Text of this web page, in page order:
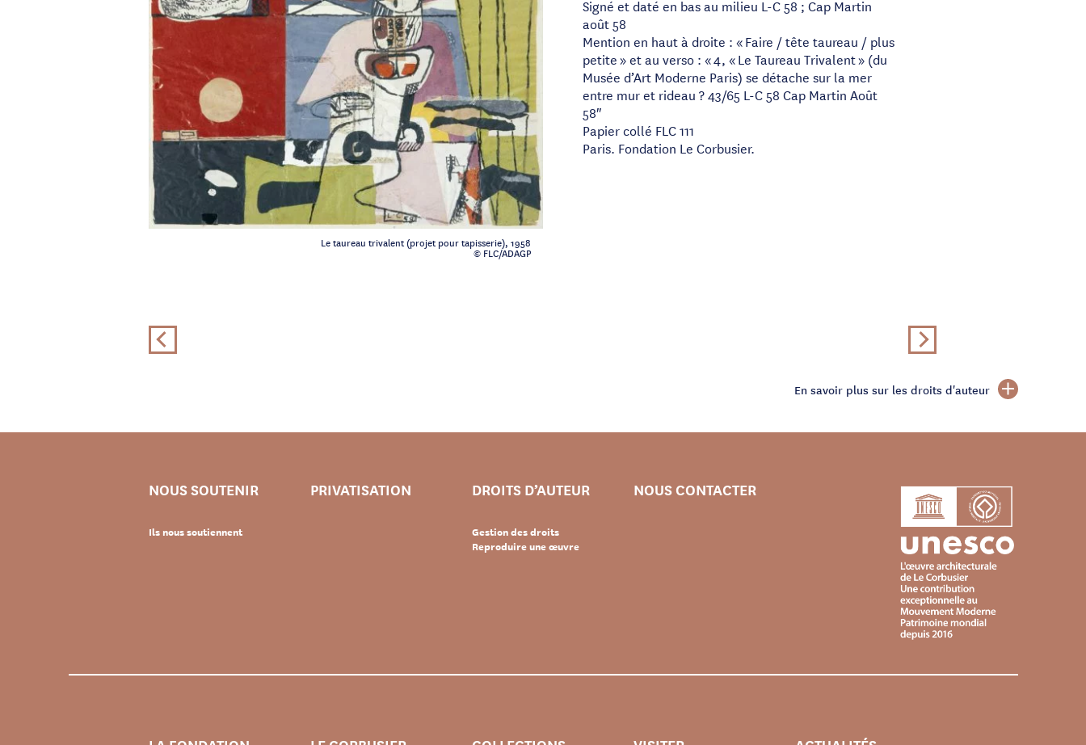
Le taureau trivalent (projet pour tapisserie), 1958
© FLC/ADAGP
Signé et daté en bas au milieu L-C 58 ; Cap Martin
août 58
Mention en haut à droite : « Faire / tête taureau / plus
petite » et au verso : « 4, « Le Taureau Trivalent » (du
Musée d’Art Moderne Paris) se détache sur la mer
entre mur et rideau ? 43/65 L-C 58 Cap Martin Août
58″
Papier collé FLC 111
Paris. Fondation Le Corbusier.
En savoir plus sur les droits d'auteur
NOUS SOUTENIR
Ils nous soutiennent
PRIVATISATION DROITS D’AUTEUR
Gestion des droits
Reproduire une œuvre
NOUS CONTACTER